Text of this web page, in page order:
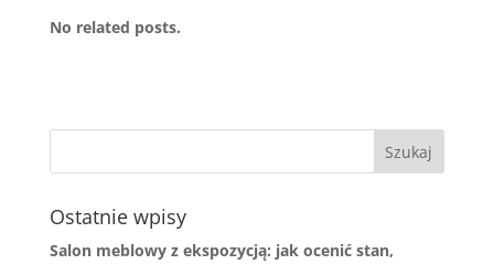
No related posts.
Ostatnie wpisy
Salon meblowy z ekspozycją: jak ocenić stan,